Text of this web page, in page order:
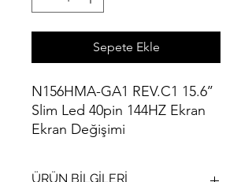
Sepete Ekle
N156HMA-GA1 REV.C1 15.6’’
Slim Led 40pin 144HZ Ekran
Ekran Değişimi
ÜRÜN BİLGİLERİ